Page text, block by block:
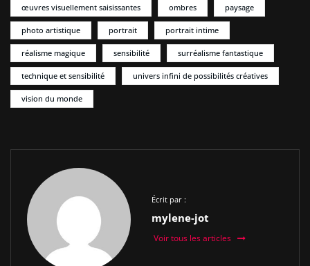
œuvres visuellement saisissantes ombres paysage
photo artistique portrait portrait intime
réalisme magique sensibilité surréalisme fantastique
technique et sensibilité univers infini de possibilités créatives
vision du monde
Écrit par :
mylene-jot
Voir tous les articles